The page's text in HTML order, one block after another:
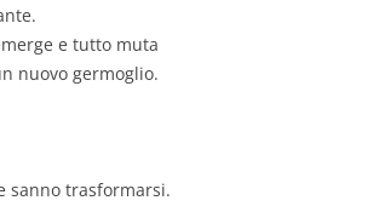
e tutto muta
nuovo germoglio.
sanno trasformarsi.